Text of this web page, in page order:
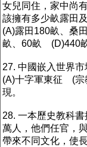
女兒同住，家中尚
該擁有多少畝露田
(A)露田180畝、桑
畝、60畝 (D)440
27. 中國嵌入世界
(A)十字軍東征 (
現。
28. 一本歷史教科
萬人，他們任官，
帶來不同文化，使